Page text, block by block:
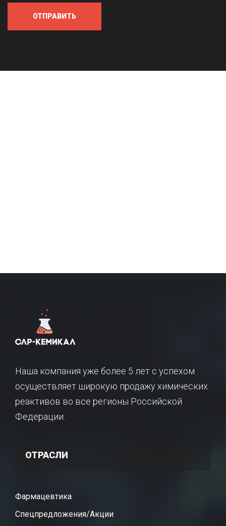
ОТПРАВИТЬ
Наша компания уже более 5 лет с успехом
осуществляет широкую продажу химических
реактивов во все регионы Российской
Федерации.
ОТРАСЛИ
Фармацевтика
Спецпредложения/Акции